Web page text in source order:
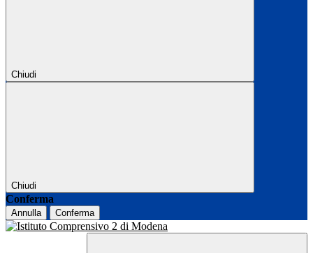
Chiudi
Chiudi
Conferma
Annulla Conferma